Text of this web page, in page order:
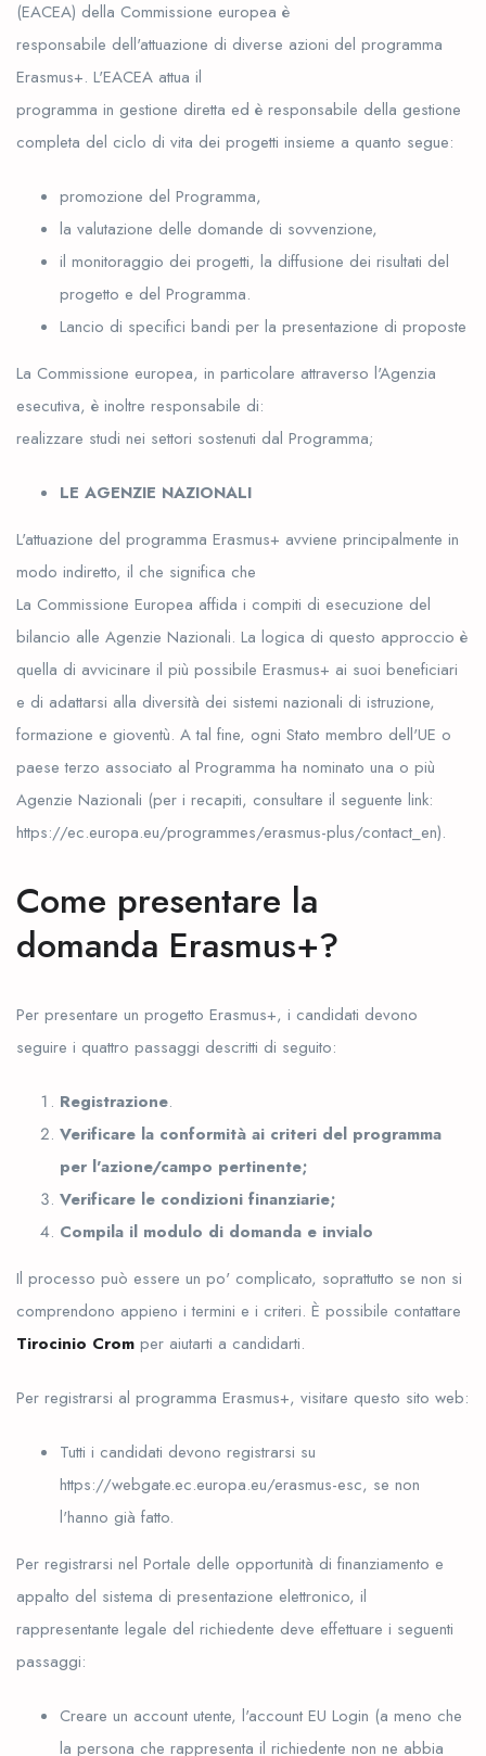
(EACEA) della Commissione europea è
responsabile dell'attuazione di diverse azioni del programma
Erasmus+. L'EACEA attua il
programma in gestione diretta ed è responsabile della gestione
completa del ciclo di vita dei progetti insieme a quanto segue:
promozione del Programma,
la valutazione delle domande di sovvenzione,
il monitoraggio dei progetti, la diffusione dei risultati del
progetto e del Programma.
Lancio di specifici bandi per la presentazione di proposte
La Commissione europea, in particolare attraverso l'Agenzia
esecutiva, è inoltre responsabile di:
realizzare studi nei settori sostenuti dal Programma;
LE AGENZIE NAZIONALI
L'attuazione del programma Erasmus+ avviene principalmente in
modo indiretto, il che significa che
La Commissione Europea affida i compiti di esecuzione del
bilancio alle Agenzie Nazionali. La logica di questo approccio è
quella di avvicinare il più possibile Erasmus+ ai suoi beneficiari
e di adattarsi alla diversità dei sistemi nazionali di istruzione,
formazione e gioventù. A tal fine, ogni Stato membro dell'UE o
paese terzo associato al Programma ha nominato una o più
Agenzie Nazionali (per i recapiti, consultare il seguente link:
https://ec.europa.eu/programmes/erasmus-plus/contact_en).
Come presentare la
domanda Erasmus+?
Per presentare un progetto Erasmus+, i candidati devono
seguire i quattro passaggi descritti di seguito:
Registrazione.
Verificare la conformità ai criteri del programma
per l'azione/campo pertinente;
Verificare le condizioni finanziarie;
Compila il modulo di domanda e invialo
Il processo può essere un po' complicato, soprattutto se non si
comprendono appieno i termini e i criteri. È possibile contattare
Tirocinio Crom per aiutarti a candidarti.
Per registrarsi al programma Erasmus+, visitare questo sito web:
Tutti i candidati devono registrarsi su
https://webgate.ec.europa.eu/erasmus-esc, se non
l'hanno già fatto.
Per registrarsi nel Portale delle opportunità di finanziamento e
appalto del sistema di presentazione elettronico, il
rappresentante legale del richiedente deve effettuare i seguenti
passaggi:
Creare un account utente, l'account EU Login (a meno che
la persona che rappresenta il richiedente non ne abbia